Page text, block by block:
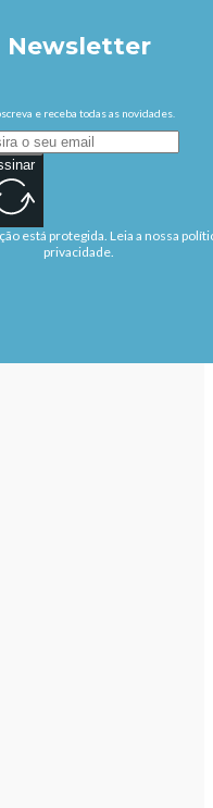
Newsletter
e receba todas as novidades.
está protegida. Leia a nossa
privacidade.